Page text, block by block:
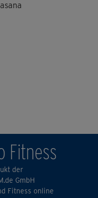
Fitness
der
GmbH
Fitness online